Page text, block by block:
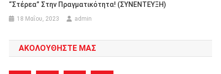
“στέρεα” Στην Πραγματικότητα! (ΣΥΝΕΝΤΕΥΞΗ)
18 Μαΐου, 2023 admin
ΑΚΟΛΟΥΘΗΣΤΕ ΜΑΣ